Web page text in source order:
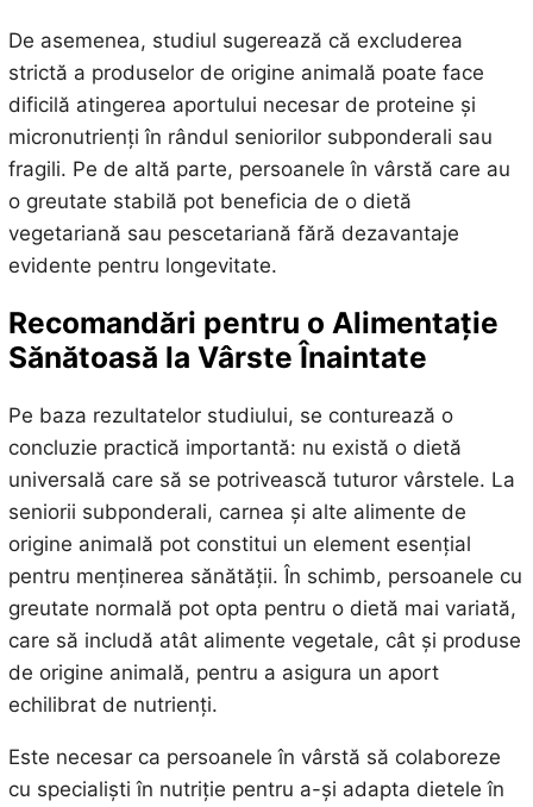
De asemenea, studiul sugerează că excluderea
strictă a produselor de origine animală poate face
dificilă atingerea aportului necesar de proteine și
micronutrienți în rândul seniorilor subponderali sau
fragili. Pe de altă parte, persoanele în vârstă care au
o greutate stabilă pot beneficia de o dietă
vegetariană sau pescetariană fără dezavantaje
evidente pentru longevitate.
Recomandări pentru o Alimentație
Sănătoasă la Vârste Înaintate
Pe baza rezultatelor studiului, se conturează o
concluzie practică importantă: nu există o dietă
universală care să se potrivească tuturor vârstele. La
seniorii subponderali, carnea și alte alimente de
origine animală pot constitui un element esențial
pentru menținerea sănătății. În schimb, persoanele cu
greutate normală pot opta pentru o dietă mai variată,
care să includă atât alimente vegetale, cât și produse
de origine animală, pentru a asigura un aport
echilibrat de nutrienți.
Este necesar ca persoanele în vârstă să colaboreze
cu specialiști în nutriție pentru a-și adapta dietele în